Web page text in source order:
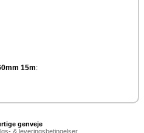
15m:
genveje
& leveringsbetingelser